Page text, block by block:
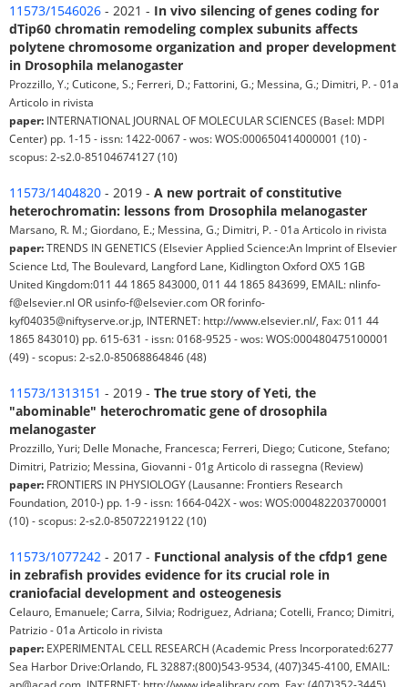
11573/1546026 - 2021 - In vivo silencing of genes coding for
dTip60 chromatin remodeling complex subunits affects
polytene chromosome organization and proper development
in Drosophila melanogaster
Prozzillo, Y.; Cuticone, S.; Ferreri, D.; Fattorini, G.; Messina, G.; Dimitri, P. - 01a
Articolo in rivista
paper: INTERNATIONAL JOURNAL OF MOLECULAR SCIENCES (Basel: MDPI
Center) pp. 1-15 - issn: 1422-0067 - wos: WOS:000650414000001 (10) -
scopus: 2-s2.0-85104674127 (10)
11573/1404820 - 2019 - A new portrait of constitutive
heterochromatin: lessons from Drosophila melanogaster
Marsano, R. M.; Giordano, E.; Messina, G.; Dimitri, P. - 01a Articolo in rivista
paper:TRENDS IN GENETICS (Elsevier Applied Science:An Imprint of Elsevier
Science Ltd, The Boulevard, Langford Lane, Kidlington Oxford OX5 1GB
United Kingdom:011 44 1865 843000, 011 44 1865 843699, EMAIL: nlinfo-
f@elsevier.nl OR usinfo-f@elsevier.com OR forinfo-
kyf04035@niftyserve.or.jp, INTERNET: http://www.elsevier.nl/, Fax: 011 44
1865 843010) pp. 615-631 - issn: 0168-9525 - wos: WOS:000480475100001
(49) - scopus: 2-s2.0-85068864846 (48)
11573/1313151 - 2019 - The true story of Yeti, the
"abominable" heterochromatic gene of drosophila
melanogaster
Prozzillo, Yuri; Delle Monache, Francesca; Ferreri, Diego; Cuticone, Stefano;
Dimitri, Patrizio; Messina, Giovanni - 01g Articolo di rassegna (Review)
paper: FRONTIERS IN PHYSIOLOGY (Lausanne: Frontiers Research
Foundation, 2010-) pp. 1-9 - issn: 1664-042X - wos: WOS:000482203700001
(10) - scopus: 2-s2.0-85072219122 (10)
11573/1077242 - 2017 - Functional analysis of the cfdp1 gene
in zebrafish provides evidence for its crucial role in
craniofacial development and osteogenesis
Celauro, Emanuele; Carra, Silvia; Rodriguez, Adriana; Cotelli, Franco; Dimitri,
Patrizio - 01a Articolo in rivista
paper: EXPERIMENTAL CELL RESEARCH (Academic Press Incorporated:6277
Sea Harbor Drive:Orlando, FL 32887:(800)543-9534, (407)345-4100, EMAIL: